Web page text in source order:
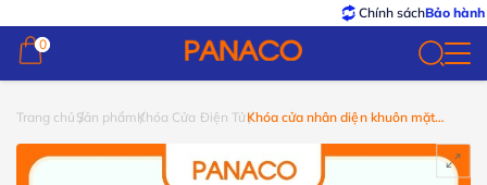
Chính sáchBảo hành – Đổi trả
0
0
Trang chủ Sản phẩmKhóa Cửa Điện TửKhóa cửa nhân diện khuôn mặt